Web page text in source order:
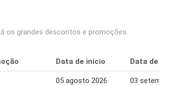
os grandes descontos e promoções.
Data de início Data de
05 agosto 2026 03 setembro